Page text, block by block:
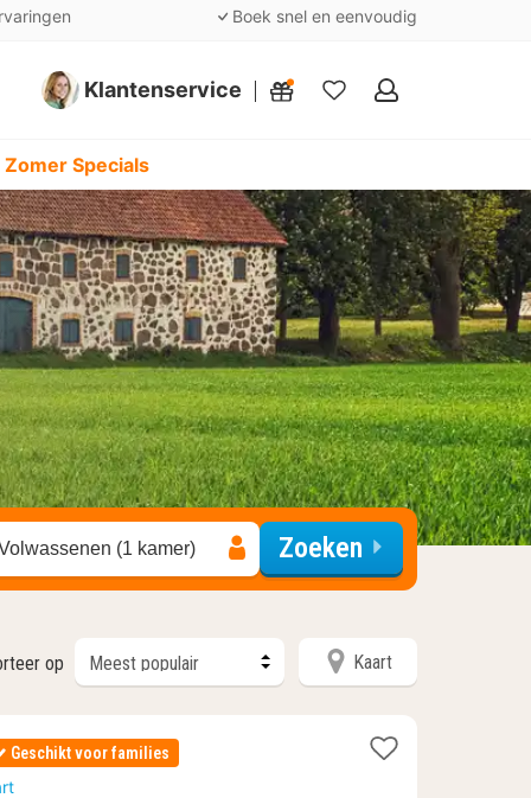
Boek snel en eenvoudig
Klantenservice
Mijn
Specials
(1 kamer) Zoeken
op Kaart
Geschikt voor families